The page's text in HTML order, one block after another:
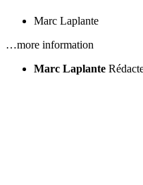
Marc Laplante
…more information
Marc Laplante